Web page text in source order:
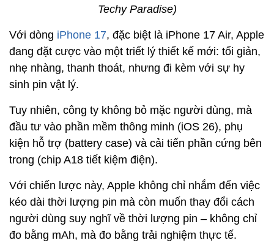
Techy Paradise)
Với dòng iPhone 17, đặc biệt là iPhone 17 Air, Apple
đang đặt cược vào một triết lý thiết kế mới: tối giản,
nhẹ nhàng, thanh thoát, nhưng đi kèm với sự hy
sinh pin vật lý.
Tuy nhiên, công ty không bỏ mặc người dùng, mà
đầu tư vào phần mềm thông minh (iOS 26), phụ
kiện hỗ trợ (battery case) và cải tiến phần cứng bên
trong (chip A18 tiết kiệm điện).
Với chiến lược này, Apple không chỉ nhắm đến việc
kéo dài thời lượng pin mà còn muốn thay đổi cách
người dùng suy nghĩ về thời lượng pin – không chỉ
đo bằng mAh, mà đo bằng trải nghiệm thực tế.